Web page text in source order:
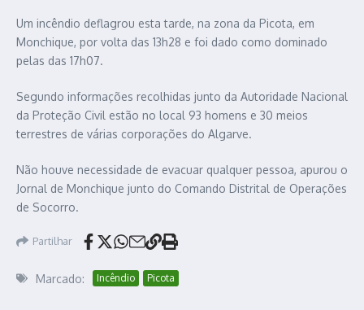
Um incêndio deflagrou esta tarde, na zona da Picota, em
Monchique, por volta das 13h28 e foi dado como dominado
pelas das 17h07.
Segundo informações recolhidas junto da Autoridade Nacional
da Proteção Civil estão no local 93 homens e 30 meios
terrestres de várias corporações do Algarve.
Não houve necessidade de evacuar qualquer pessoa, apurou o
Jornal de Monchique junto do Comando Distrital de Operações
de Socorro.
Partilhar
Marcado: Incêndio Picota